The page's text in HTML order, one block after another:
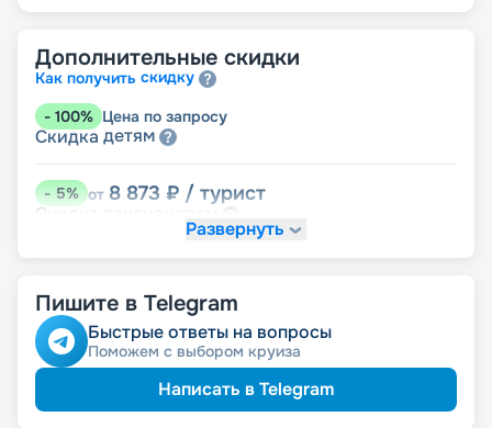
Дополнительные скидки
Как получить скидку
- 100% Цена по запросу
Скидка детям
-5% от 8 873 ₽ / турист
Скидка
Развернуть
Пишите в Telegram
Быстрые ответы на вопросы
Поможем с выбором круиза
Написать в Telegram